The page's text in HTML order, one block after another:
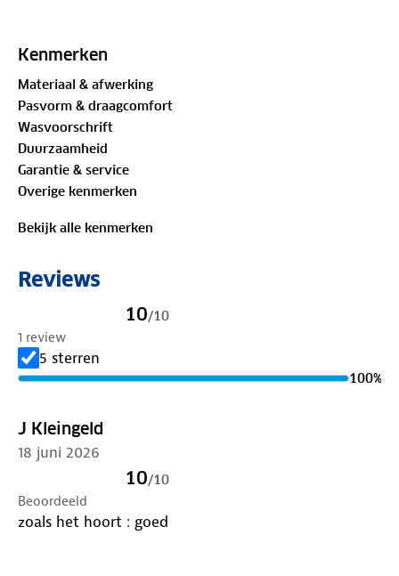
GOTS-keurmerk
eisen stelt aan de gehele textielketen, van de teelt
van natuurlijke vezels tot aan de verwerking en
productie van het kledingstuk. In deze polo heb jij
alle ruimte om te bewegen, te ontdekken en te
genieten.
Materiaal
Is je kleding aan vervanging toe? Lever het in bij
onze winkels. Wij geven er een nieuwe bestemming
Kenmerken
Materiaal & afwerking
Pasvorm & draagcomfort
Wasvoorschrift
Duurzaamheid
Garantie & service
Overige kenmerken
Bekijk alle kenmerken
Reviews
10/10
1 review
5 sterren
100%
J Kleingeld
18 juni 2026
10/10
Beoordeeld
zoals het hoort : goed